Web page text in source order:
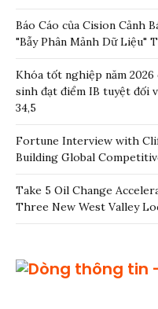
Báo Cáo của Cision Cảnh
"Bẫy Phân Mảnh Dữ Liệu"
Khóa tốt nghiệp năm 2026
sinh đạt điểm IB tuyệt đối
34,5
Fortune Interview with
Building Global
Take 5 Oil Change
Three New West Valley